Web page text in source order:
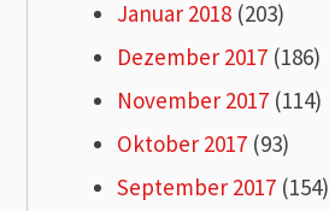
Januar 2018 (203)
Dezember 2017 (186)
November 2017 (114)
Oktober 2017 (93)
September 2017 (154)